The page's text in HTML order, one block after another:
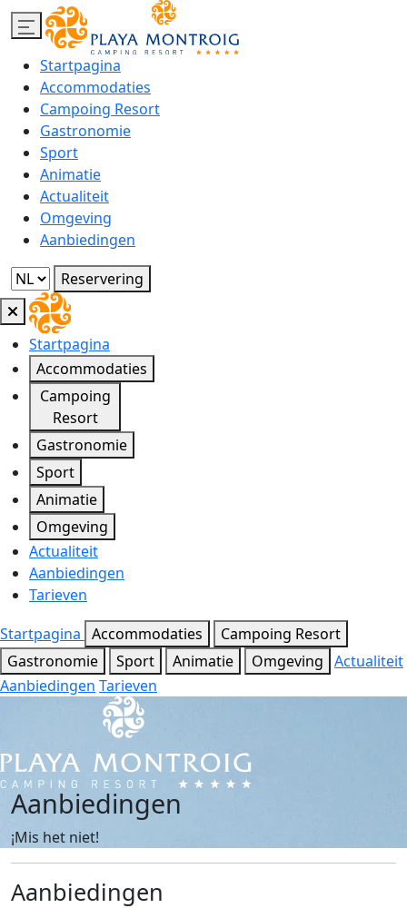
Startpagina
Accommodaties
Campoing Resort
Gastronomie
Sport
Animatie
Actualiteit
Omgeving
Aanbiedingen
Reservering
Startpagina
Accommodaties
Campoing
Resort
Gastronomie
Sport
Animatie
Omgeving
Actualiteit
Aanbiedingen
Tarieven
Startpagina Accommodaties
Campoing Resort
Gastronomie
Sport Animatie Omgeving Actualiteit
Aanbiedingen Tarieven
Aanbiedingen
¡Mis het niet!
Aanbiedingen